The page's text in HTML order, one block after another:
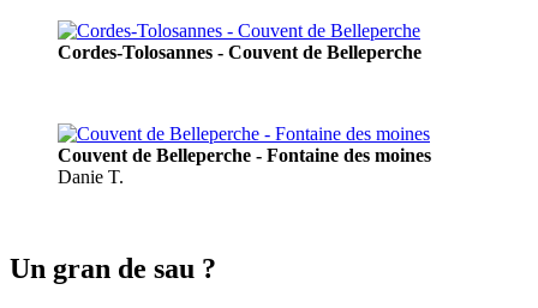
Cordes-Tolosannes - Couvent de Belleperche
Couvent de Belleperche - Fontaine des moines
Danie T.
Un gran de sau ?